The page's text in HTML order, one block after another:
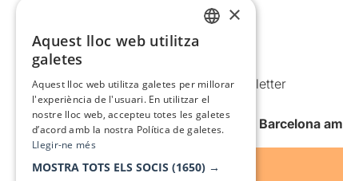
Política de cookies
Condicions d’ús
Comunicacions comercials i Newsletter
Anuncia’t
Vull rebre la newsletter de Teatre Barcelona
×
Aquest lloc web utilitza
galetes
Aquest lloc web utilitza galetes per millorar
l'experiència de l'usuari. En utilitzar el
nostre lloc web, accepteu totes les galetes
d’acord amb la nostra Política de galetes.
Llegir-ne més
MOSTRA TOTS ELS SOCIS (1650) →